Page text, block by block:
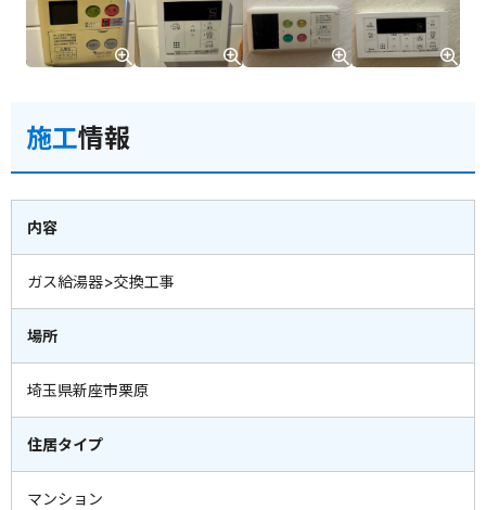
施工情報
内容
ガス給湯器>交換工事
場所
埼玉県新座市栗原
住居タイプ
マンション